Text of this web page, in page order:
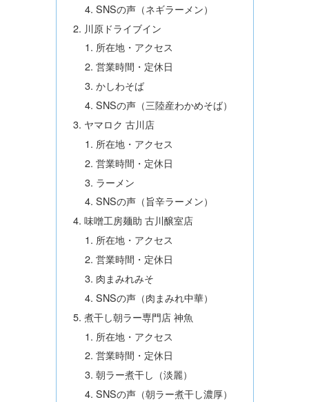
SNSの声（ネギラーメン）
川原ドライブイン
所在地・アクセス
営業時間・定休日
かしわそば
SNSの声（三陸産わかめそば）
ヤマロク 古川店
所在地・アクセス
営業時間・定休日
ラーメン
SNSの声（旨辛ラーメン）
味噌工房麺助 古川醸室店
所在地・アクセス
営業時間・定休日
肉まみれみそ
SNSの声（肉まみれ中華）
煮干し朝ラー専門店 神魚
所在地・アクセス
営業時間・定休日
朝ラー煮干し（淡麗）
SNSの声（朝ラー煮干し濃厚）